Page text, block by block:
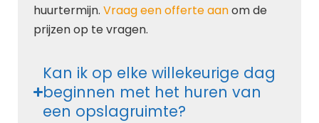
huurtermijn. Vraag een offerte aanom de
prijzen op te vragen.
Kan ik op elke willekeurige dag
beginnen met het huren van
een opslagruimte?